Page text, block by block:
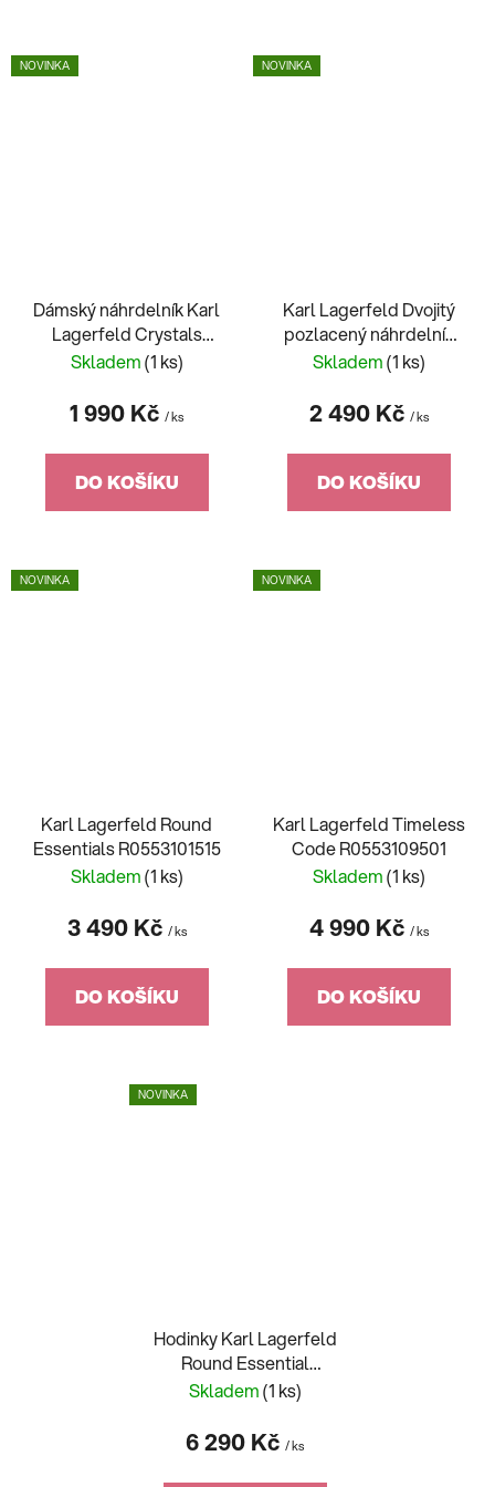
NOVINKA
Dámský náhrdelník Karl
Lagerfeld Crystals
KLAYC14
Skladem(1 ks)
1 990 Kč / ks
DO KOŠÍKU
NOVINKA
Karl Lagerfeld Dvojitý
pozlacený náhrdelník
pro ženy Crystals
Skladem(1 ks)
2 490 Kč / ks
DO KOŠÍKU
NOVINKA
Karl Lagerfeld Round
Essentials R0553101515
Skladem(1 ks)
3 490 Kč / ks
DO KOŠÍKU
NOVINKA
Karl Lagerfeld Timeless
Code R0553109501
Skladem(1 ks)
4 990 Kč / ks
DO KOŠÍKU
NOVINKA
Hodinky Karl Lagerfeld
Round Essential
R0553101516 + náramek
Skladem(1 ks)
6 290 Kč / ks